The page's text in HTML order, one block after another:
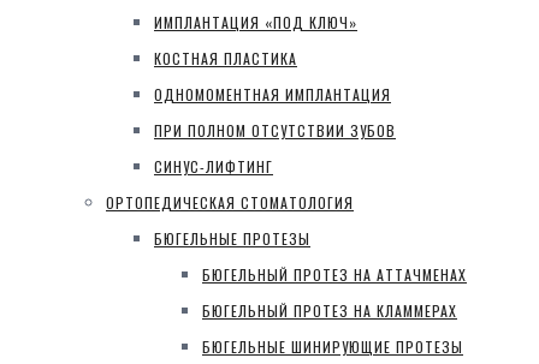
ИМПЛАНТАЦИЯ «ПОД КЛЮЧ»
КОСТНАЯ ПЛАСТИКА
ОДНОМОМЕНТНАЯ ИМПЛАНТАЦИЯ
ПРИ ПОЛНОМ ОТСУТСТВИИ ЗУБОВ
СИНУС-ЛИФТИНГ
ОРТОПЕДИЧЕСКАЯ СТОМАТОЛОГИЯ
БЮГЕЛЬНЫЕ ПРОТЕЗЫ
БЮГЕЛЬНЫЙ ПРОТЕЗ НА АТТАЧМЕНАХ
БЮГЕЛЬНЫЙ ПРОТЕЗ НА КЛАММЕРАХ
БЮГЕЛЬНЫЕ ШИНИРУЮЩИЕ ПРОТЕЗЫ